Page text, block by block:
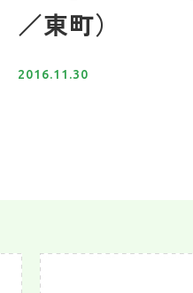
／東町）
2016.11.30